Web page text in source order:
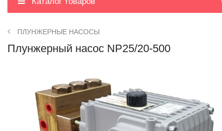
ПЛУНЖЕРНЫЕ НАСОСЫ
Плунжерный насос NP25/20-500